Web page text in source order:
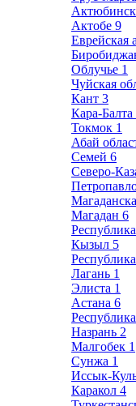
Актобе 9
Еврейская
Облучье 1
Чуйская
Кант 3
Кара-Балта
Токмок 1
Абай
Семей 6
Северо-
Магадан 6
Кызыл 5
Лагань 1
Элиста 1
Астана 6
Назрань 2
Малгобек 1
Сунжа 1
Иссык-
Каракол 4